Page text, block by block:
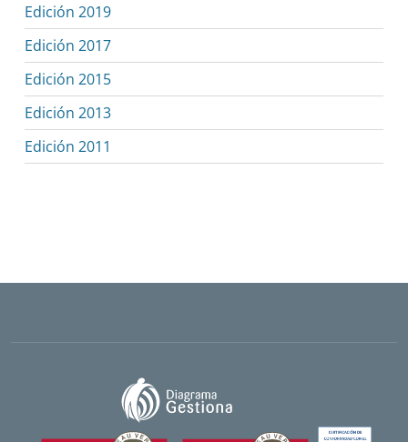
Edición 2019
Edición 2017
Edición 2015
Edición 2013
Edición 2011